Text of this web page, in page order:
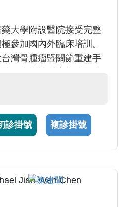
大學附設醫院接受完整
參加國內外臨床培訓。
灣骨腫瘤暨關節重建手
手外科暨顯微肢體重建
復位及顯微肢體重建手
節手術、退化性關節炎
診掛號 複診掛號